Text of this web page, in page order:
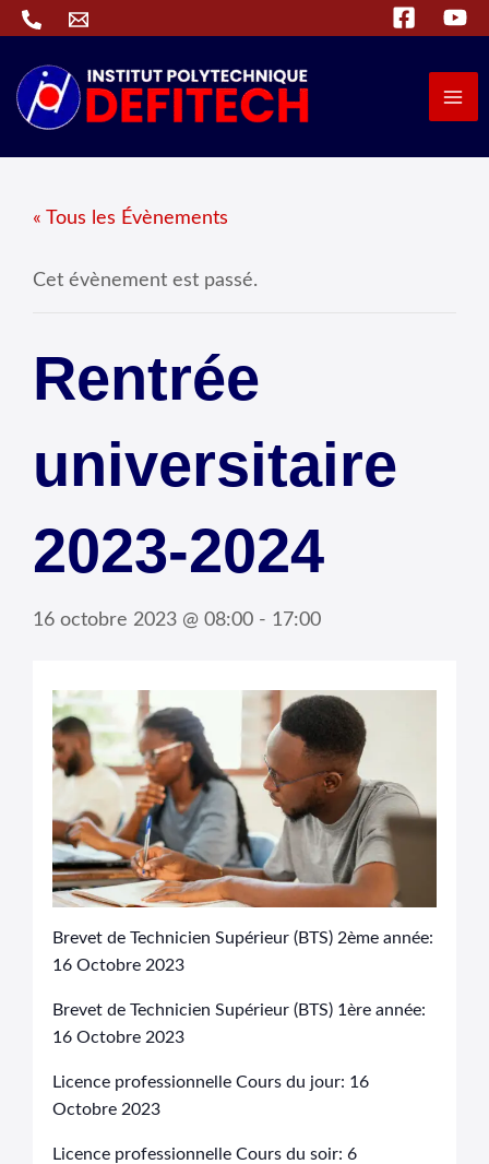
Aller
contenu
« Tous les Évènements
Cet évènement est passé.
Rentrée
universitaire
2023-2024
16 octobre 2023 @ 08:00- 17:00
Brevet de Technicien Supérieur (BTS) 2ème année:
16 Octobre 2023
Brevet de Technicien Supérieur (BTS) 1ère année:
16 Octobre 2023
Licence professionnelle Cours du jour: 16
Octobre 2023
Licence professionnelle Cours du soir: 6